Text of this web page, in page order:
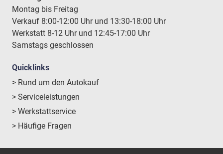
Montag bis Freitag
Verkauf 8:00-12:00 Uhr und 13:30-18:00 Uhr
Werkstatt 8-12 Uhr und 12:45-17:00 Uhr
Samstags geschlossen
Quicklinks
> Rund um den Autokauf
> Serviceleistungen
> Werkstattservice
> Häufige Fragen